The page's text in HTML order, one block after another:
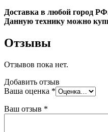
Доставка в любой город
Данную технику можно
Отзывы
Отзывов пока нет.
Добавить отзыв
Ваша оценка *
Ваш отзыв *